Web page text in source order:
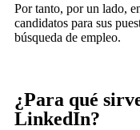
Por tanto, por un lado,
candidatos para sus
búsqueda de empleo.
¿Para qué
LinkedIn?